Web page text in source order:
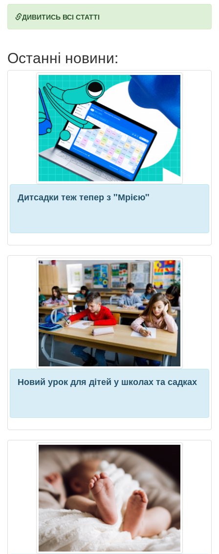
ДИВИТИСЬ ВСІ СТАТТІ
Останні новини:
Дитсадки теж тепер з "Мрією"
Новий урок для дітей у школах та садках